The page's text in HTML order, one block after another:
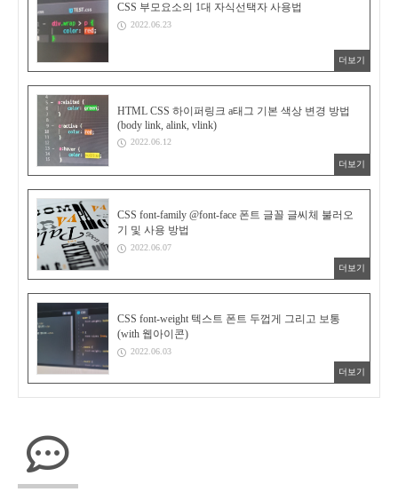
CSS 부모요소의 1대 자식선택자 사용법
2022.06.23
더보기
HTML CSS 하이퍼링크 a태그 기본 색상 변경 방법
(body link, alink, vlink)
2022.06.12
더보기
CSS font-family @font-face 폰트 글꼴 글씨체 불러오
기 및 사용 방법
2022.06.07
더보기
CSS font-weight 텍스트 폰트 두껍게 그리고 보통
(with 웹아이콘)
2022.06.03
더보기